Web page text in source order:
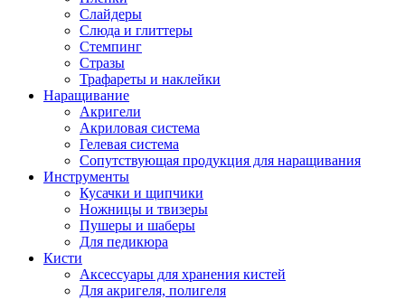
Слайдеры
Слюда и глиттеры
Стемпинг
Стразы
Трафареты и наклейки
Наращивание
Акригели
Акриловая система
Гелевая система
Сопутствующая продукция для наращивания
Инструменты
Кусачки и щипчики
Ножницы и твизеры
Пушеры и шаберы
Для педикюра
Кисти
Аксессуары для хранения кистей
Для акригеля, полигеля